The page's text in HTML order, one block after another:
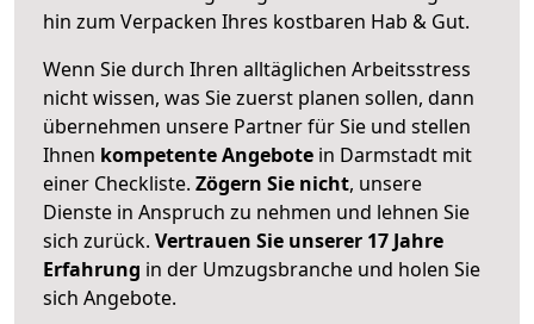
hin zum Verpacken Ihres kostbaren Hab & Gut.
Wenn Sie durch Ihren alltäglichen Arbeitsstress
nicht wissen, was Sie zuerst planen sollen, dann
übernehmen unsere Partner für Sie und stellen
Ihnen kompetente Angebote in Darmstadt mit
einer Checkliste. Zögern Sie nicht, unsere
Dienste in Anspruch zu nehmen und lehnen Sie
sich zurück. Vertrauen Sie unserer 17 Jahre
Erfahrung in der Umzugsbranche und holen Sie
sich Angebote.